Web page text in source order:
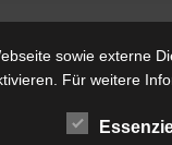
sowie externe
Für weitere